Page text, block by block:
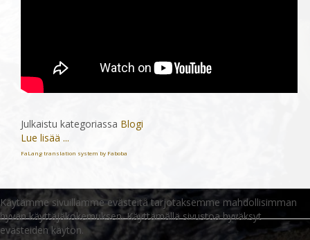
Julkaistu kategoriassa Blogi
Lue lisää ...
FaLang translation system by Faboba
Käytämme sivuillamme evästeitä tarjotaksemme mahdollisimman
hyvän käyttäjäkokemuksen. Käyttämällä sivustoa hyväksyt
evästeiden käytön.